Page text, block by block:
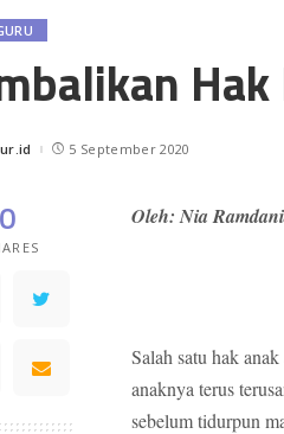
5 September 2020
0 Oleh: Nia
Salah satu hak
anaknya terus
sebelum tidurpun